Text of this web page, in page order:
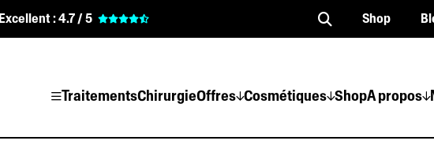
TraitementsChirurgieOffres Cosmétiques ShopA propos
Excellent :4.7 / 5 Shop